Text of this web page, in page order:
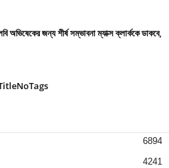
অভিষেকের জন্য শীর্ষ সম্ভাবনা ম্যাক্স ক্লার্ককে ডাকবে,
6894
4241